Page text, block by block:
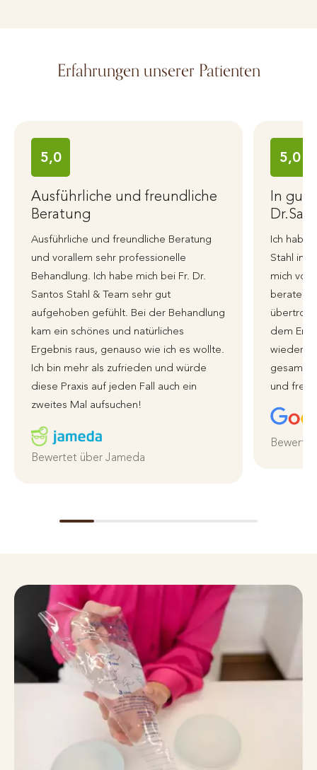
Erfahrungen unserer Patienten
5,0
Ausführliche und freundliche
Beratung
Ausführliche und freundliche Beratung
und vorallem sehr professionelle
Behandlung. Ich habe mich bei Fr. Dr.
Santos Stahl & Team sehr gut
aufgehoben gefühlt. Bei der Behandlung
kam ein schönes und natürliches
Ergebnis raus, genauso wie ich es wollte.
Ich bin mehr als zufrieden und würde
diese Praxis auf jeden Fall auch ein
zweites Mal aufsuchen!
Bewertet über Jameda
5,0
In
Ich habe
Stahl in
mich von
beraten
dem
wieder
gesamte
und